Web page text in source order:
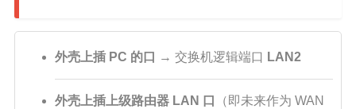
外壳上插 PC 的口 → 交换机逻辑端口 LAN2
外壳上插上级路由器 LAN 口
（即未来作为 WAN
windows学习